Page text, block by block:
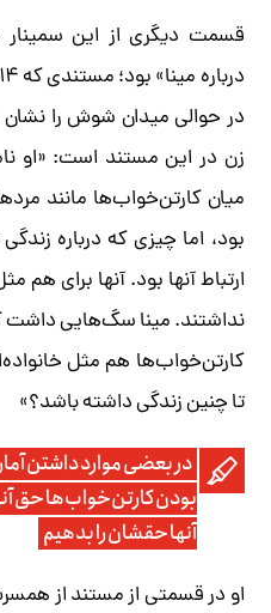
قسمت دیگری از این
در حوالی میدان شوش را
زن در این مستند است: «او
میان کارتن‌خواب‌ها مانند
بود، اما چیزی که درباره
ارتباط آنها بود. آنها برای
نداشتند. مینا سگ‌هایی داشت
کارتن‌خواب‌ها هم مثل
تا چنین زندگی داشته باشد؟»
در بعضی موارد داشتن
بودن کارتن‌خواب‌ها حق
آنها حقشان را بدهیم
او در قسمتی از مستند از